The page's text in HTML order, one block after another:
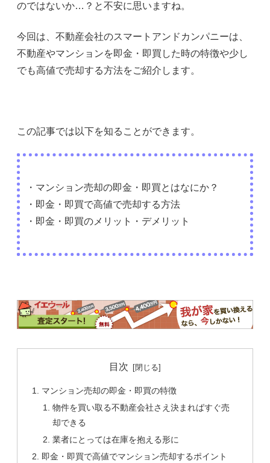
のではないか…？と不安に思いますね。
今回は、不動産会社のスマートアンドカンパニーは、
不動産やマンションを即金・即買した時の特徴や少し
でも高値で売却する方法をご紹介します。
この記事では以下を知ることができます。
・マンション売却の即金・即買とはなにか？
・即金・即買で高値で売却する方法
・即金・即買のメリット・デメリット
目次
マンション売却の即金・即買の特徴
物件を買い取る不動産会社さえ決まればすぐ売
却できる
業者にとっては在庫を抱える形に
即金・即買で高値でマンション売却するポイント